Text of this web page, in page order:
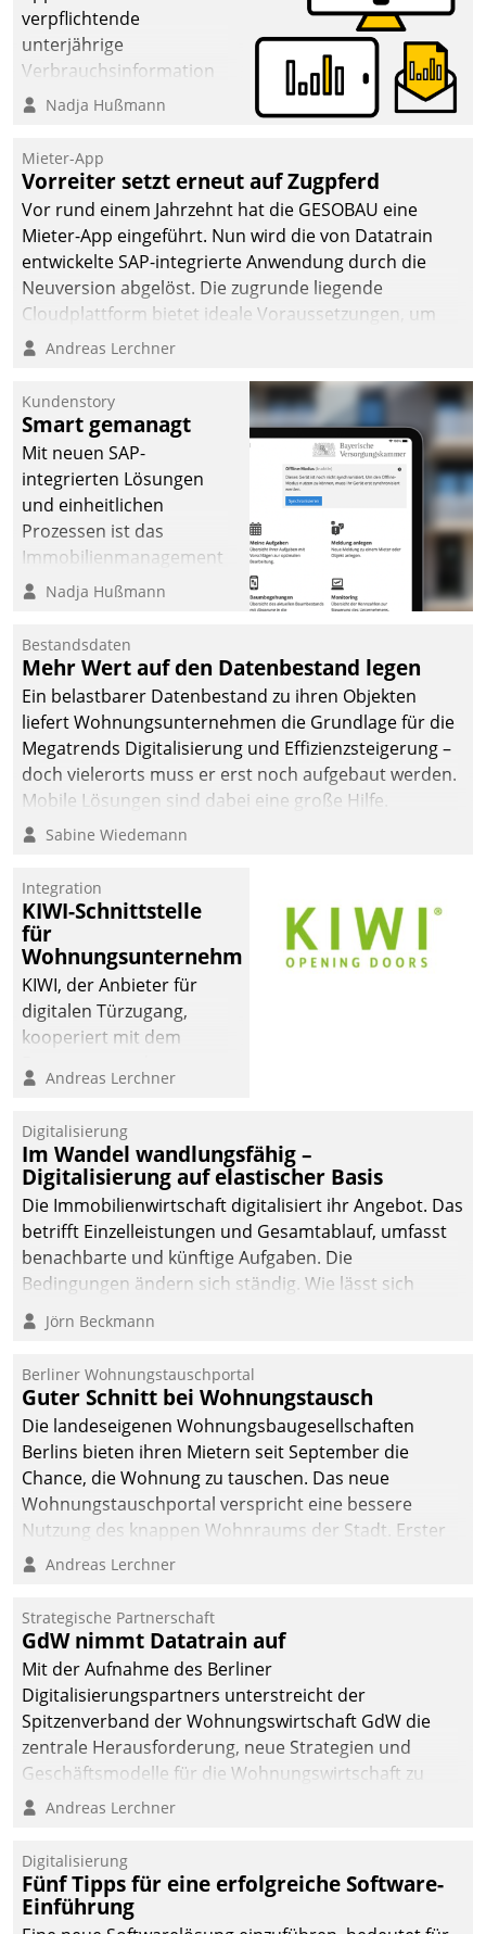
verpflichtende
unterjährige
Verbrauchsinformation
schnell, zuverlässig und
Die monatlichen
Mitteilungen zum
Heizungs- und
Wasserverbrauch gehen
automatisiert, vollständig
und auf Wunsch über
mehrere zuvor
Kommunikationswege bei
Nadja Hußmann
Mieter-App
Vorreiter setzt erneut auf Zugpferd
Vor rund einem Jahrzehnt hat die GESOBAU eine
Mieter-App eingeführt. Nun wird die von Datatrain
entwickelte SAP-integrierte Anwendung durch die
Neuversion abgelöst. Die zugrunde liegende
Cloudplattform bietet ideale Voraussetzungen, um
die Funktionalität der App zu erweitern und weitere
integrieren.
Andreas Lerchner
Kundenstory
Smart gemanagt
Mit neuen SAP-
integrierten Lösungen
und einheitlichen
Prozessen ist das
Immobilienmanagement
der Bayerischen
Ressort Kapitalanlage für
künftige Aufgaben und
Herausforderungen
gerüstet.
Nadja Hußmann
Bestandsdaten
Mehr Wert auf den Datenbestand legen
Ein belastbarer Datenbestand zu ihren Objekten
liefert Wohnungsunternehmen die Grundlage für die
Megatrends Digitalisierung und Effizienzsteigerung –
doch vielerorts muss er erst noch aufgebaut werden.
Mobile Lösungen sind dabei eine große Hilfe.
Sabine Wiedemann
Integration
KIWI-Schnittstelle
für
Wohnungsunternehmen
KIWI, der Anbieter für
digitalen Türzugang,
kooperiert mit dem
Softwareentwicklungshaus
Andreas Lerchner
Digitalisierung
Im Wandel wandlungsfähig –
Digitalisierung auf elastischer Basis
Die Immobilienwirtschaft digitalisiert ihr Angebot. Das
betrifft Einzelleistungen und Gesamtablauf, umfasst
benachbarte und künftige Aufgaben. Die
Bedingungen ändern sich ständig. Wie lässt sich
technisch die Kontrolle wahren und zugleich Freiraum
fürs Wachsen öffnen?
Jörn Beckmann
Berliner Wohnungstauschportal
Guter Schnitt bei Wohnungstausch
Die landeseigenen Wohnungsbaugesellschaften
Berlins bieten ihren Mietern seit September die
Chance, die Wohnung zu tauschen. Das neue
Wohnungstauschportal verspricht eine bessere
Nutzung des knappen Wohnraums der Stadt. Erster
Anwendungsfall für Datatrains Lösung API-Hub mit
Unternehmen.
Andreas Lerchner
Strategische Partnerschaft
GdW nimmt Datatrain auf
Mit der Aufnahme des Berliner
Digitalisierungspartners unterstreicht der
Spitzenverband der Wohnungswirtschaft GdW die
zentrale Herausforderung, neue Strategien und
Geschäftsmodelle für die Wohnungswirtschaft zu
entwickeln.
Andreas Lerchner
Digitalisierung
Fünf Tipps für eine erfolgreiche Software-
Einführung